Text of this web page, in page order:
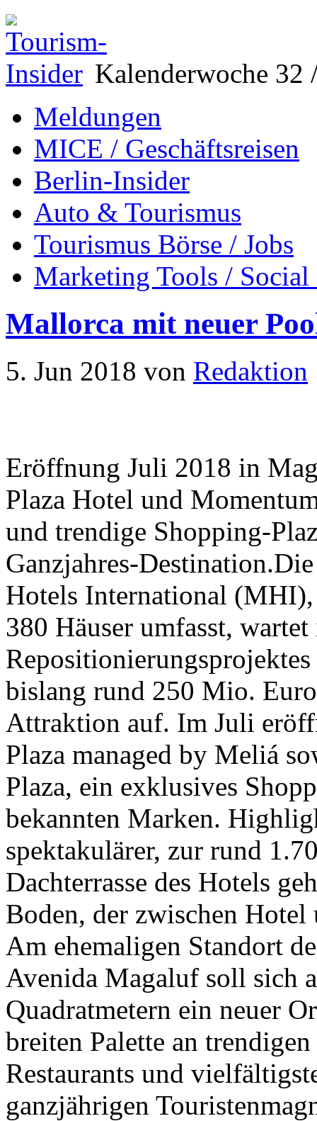
Kalenderwoche 32
Meldungen
MICE / Geschäftsreisen
Berlin-Insider
Auto & Tourismus
Tourismus Börse / Jobs
Marketing Tools /
Mallorca mit neuer
5. Jun 2018 von Redaktion
Eröffnung Juli 2018 in
Plaza Hotel und
und trendige Shopping-
Ganzjahres-
Hotels International
380 Häuser umfasst,
bislang rund 250 Mio.
Attraktion auf. Im Juli
Plaza managed by Meliá
Plaza, ein exklusives
bekannten Marken.
spektakulärer, zur rund
Dachterrasse des Hotels
Boden, der zwischen
Am ehemaligen Standort
Avenida Magaluf soll sich
Quadratmetern ein neuer
breiten Palette an
Restaurants und
ganzjährigen